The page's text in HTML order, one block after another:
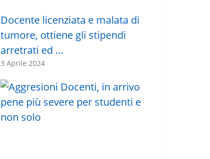
Docente licenziata e malata di
tumore, ottiene gli stipendi
arretrati ed …
3 Aprile 2024